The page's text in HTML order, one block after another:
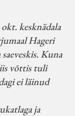
kesknädala
Hageri
Kuna
võttis tuli
ei läinud
ja